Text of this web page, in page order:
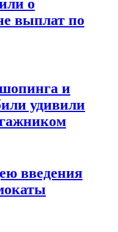
о
выплат по
и
удивили
введения